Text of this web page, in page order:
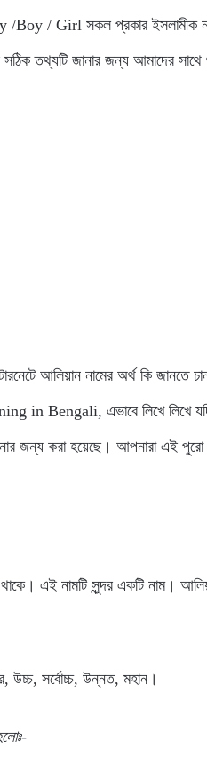
/ Girl সকল প্রকার ইসলামীক
তথ্যটি জানার জন্য আমাদের সাথে
আলিয়ান নামের অর্থ কি জানতে
in Bengali, এভাবে লিখে লিখে যদি
জন্য করা হয়েছে। আপনারা এই
থাকে। এই নামটি সুন্দর একটি নাম।
উচ্চ, সর্বোচ্চ, উন্নত, মহান।